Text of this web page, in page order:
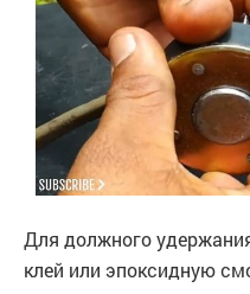
Для должного
клей или эпоксидную